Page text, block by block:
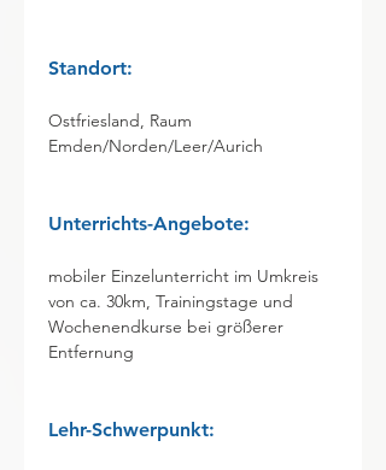
Ostfriesland, Raum
Emden/Norden/Leer/Aurich
Unterrichts-Angebote:
mobiler Einzelunterricht im Umkreis
von ca. 30km, Trainingstage und
Wochenendkurse bei größerer
Entfernung